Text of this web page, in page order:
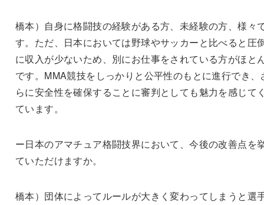
橋本）自身に格闘技の経験がある方、未経験の方、様々
す。ただ、日本においては野球やサッカーと比べると圧
に収入が少ないため、別にお仕事をされている方がほと
です。MMA競技をしっかりと公平性のもとに進行でき、
らに安全性を確保することに審判としても魅力を感じて
ています。
ー日本のアマチュア格闘技界において、今後の改善点を
ていただけますか。
橋本）団体によってルールが大きく変わってしまうと選